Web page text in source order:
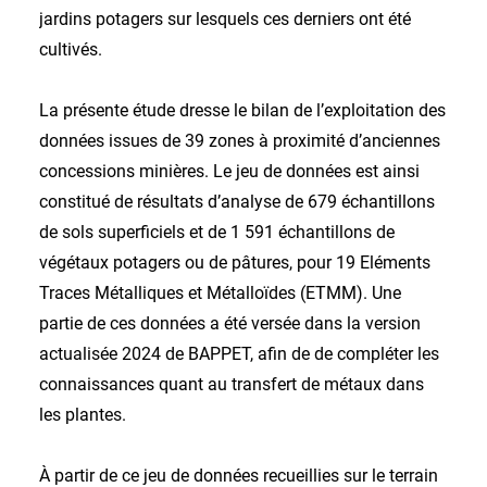
jardins potagers sur lesquels ces derniers ont été
cultivés.
La présente étude dresse le bilan de l’exploitation des
données issues de 39 zones à proximité d’anciennes
concessions minières. Le jeu de données est ainsi
constitué de résultats d’analyse de 679 échantillons
de sols superficiels et de 1 591 échantillons de
végétaux potagers ou de pâtures, pour 19 Eléments
Traces Métalliques et Métalloïdes (ETMM). Une
partie de ces données a été versée dans la version
actualisée 2024 de BAPPET, afin de de compléter les
connaissances quant au transfert de métaux dans
les plantes.
À partir de ce jeu de données recueillies sur le terrain